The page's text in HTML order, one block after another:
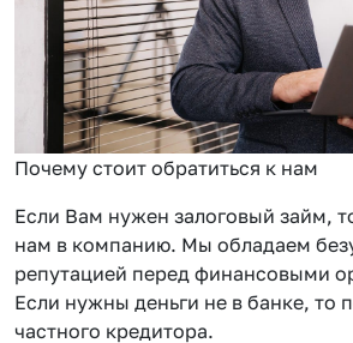
Почему стоит обратиться к нам
Если Вам нужен залоговый займ,
нам в компанию. Мы обладаем
репутацией перед финансовыми
Если нужны деньги не в банке, то
частного кредитора.